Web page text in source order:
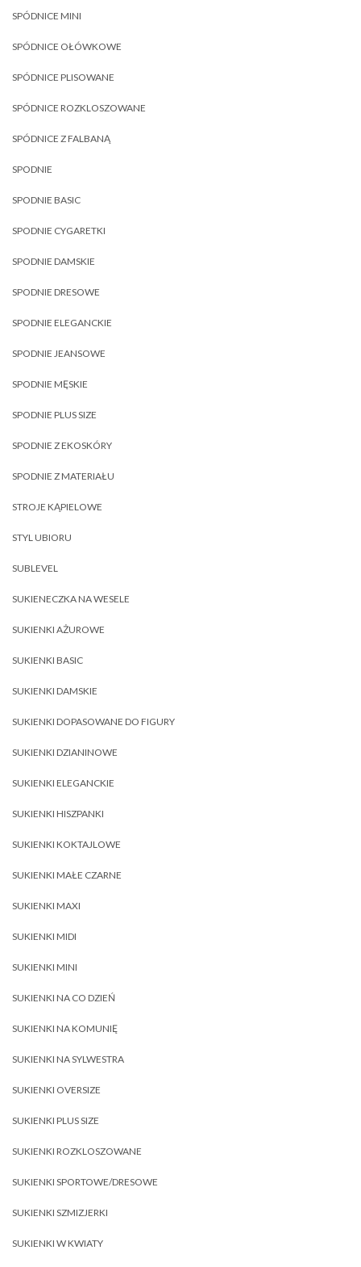
SPÓDNICE MINI
SPÓDNICE OŁÓWKOWE
SPÓDNICE PLISOWANE
SPÓDNICE ROZKLOSZOWANE
SPÓDNICE Z FALBANĄ
SPODNIE
SPODNIE BASIC
SPODNIE CYGARETKI
SPODNIE DAMSKIE
SPODNIE DRESOWE
SPODNIE ELEGANCKIE
SPODNIE JEANSOWE
SPODNIE MĘSKIE
SPODNIE PLUS SIZE
SPODNIE Z EKOSKÓRY
SPODNIE Z MATERIAŁU
STROJE KĄPIELOWE
STYL UBIORU
SUBLEVEL
SUKIENECZKA NA WESELE
SUKIENKI AŻUROWE
SUKIENKI BASIC
SUKIENKI DAMSKIE
SUKIENKI DOPASOWANE DO FIGURY
SUKIENKI DZIANINOWE
SUKIENKI ELEGANCKIE
SUKIENKI HISZPANKI
SUKIENKI KOKTAJLOWE
SUKIENKI MAŁE CZARNE
SUKIENKI MAXI
SUKIENKI MIDI
SUKIENKI MINI
SUKIENKI NA CO DZIEŃ
SUKIENKI NA KOMUNIĘ
SUKIENKI NA SYLWESTRA
SUKIENKI OVERSIZE
SUKIENKI PLUS SIZE
SUKIENKI ROZKLOSZOWANE
SUKIENKI SPORTOWE/DRESOWE
SUKIENKI SZMIZJERKI
SUKIENKI W KWIATY